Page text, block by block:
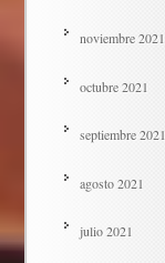
noviembre 2021
octubre 2021
septiembre 2021
agosto 2021
julio 2021